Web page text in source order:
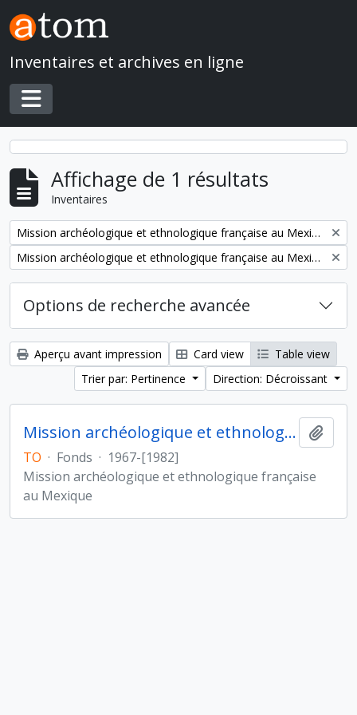
Skip to main content
Inventaires et archives en ligne
Toggle navigation
Affichage de 1 résultats
Inventaires
Remove filter:
Mission archéologique et ethnologique française au Mexique
Remove filter:
Mission archéologique et ethnologique française au Mexique
Options de recherche avancée
Aperçu avant impression Card view
Table view
Trier par: Pertinence
Direction: Décroissant
Mission archéologique et ethnologique française au Mexique
TO · Fonds · 1967-[1982]
Mission archéologique et ethnologique française
au Mexique